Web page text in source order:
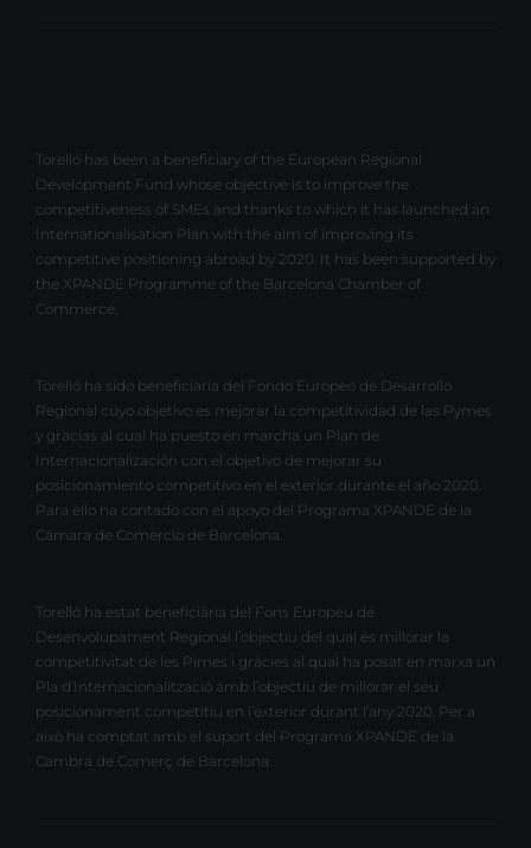
Torelló has been a beneficiary of the European Regional
Development Fund whose objective is to improve the
competitiveness of SMEs and thanks to which it has launched an
Internationalisation Plan with the aim of improving its
competitive positioning abroad by 2020. It has been supported by
the XPANDE Programme of the Barcelona Chamber of
Commerce.
Torelló ha sido beneficiaria del Fondo Europeo de Desarrollo
Regional cuyo objetivo es mejorar la competitividad de las Pymes
y gracias al cual ha puesto en marcha un Plan de
Internacionalización con el objetivo de mejorar su
posicionamiento competitivo en el exterior durante el año 2020.
Para ello ha contado con el apoyo del Programa XPANDE de la
Cámara de Comercio de Barcelona.
Torelló ha estat beneficiària del Fons Europeu de
Desenvolupament Regional l’objectiu del qual és millorar la
competitivitat de les Pimes i gràcies al qual ha posat en marxa un
Pla d’Internacionalització amb l’objectiu de millorar el seu
posicionament competitiu en l’exterior durant l’any 2020. Per a
això ha comptat amb el suport del Programa XPANDE de la
Cambra de Comerç de Barcelona.